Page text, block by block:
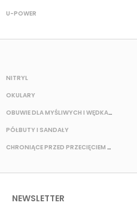
U-POWER
NITRYL
OKULARY
OBUWIE DLA MYŚLIWYCH I WĘDKARZY
PÓŁBUTY I SANDAŁY
CHRONIĄCE PRZED PRZECIĘCIEM I PRZEKŁUCIEM
NEWSLETTER